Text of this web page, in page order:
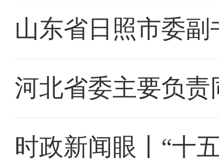
山东省日照市委
河北省委主要负
时政新闻眼丨“十